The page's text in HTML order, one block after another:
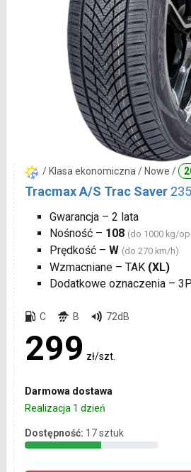
/ Klasa ekonomiczna / Nowe /
Tracmax A/S Trac Saver
Gwarancja – 2 lata
Nośność – 108 (do 1000 kg/
Prędkość – W (do 270 km/h)
Wzmacniane – TAK (XL)
Dodatkowe oznaczenia –
C B 72dB
299 zł/szt.
Darmowa dostawa
Realizacja 1 dzień
Dostępność: 17 sztuk